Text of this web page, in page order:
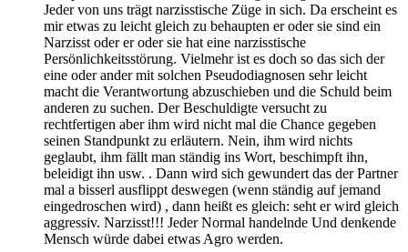
Jeder von uns trägt narzisstische Züge in sich. Da erscheint es
mir etwas zu leicht gleich zu behaupten er oder sie sind ein
Narzisst oder er oder sie hat eine narzisstische
Persönlichkeitsstörung. Vielmehr ist es doch so das sich der
eine oder ander mit solchen Pseudodiagnosen sehr leicht
macht die Verantwortung abzuschieben und die Schuld beim
anderen zu suchen. Der Beschuldigte versucht zu
rechtfertigen aber ihm wird nicht mal die Chance gegeben
seinen Standpunkt zu erläutern. Nein, ihm wird nichts
geglaubt, ihm fällt man ständig ins Wort, beschimpft ihn,
beleidigt ihn usw. . Dann wird sich gewundert das der Partner
mal a bisserl ausflippt deswegen (wenn ständig auf jemand
eingedroschen wird) , dann heißt es gleich: seht er wird gleich
aggressiv. Narzisst!!! Jeder Normal handelnde Und denkende
Mensch würde dabei etwas Agro werden.